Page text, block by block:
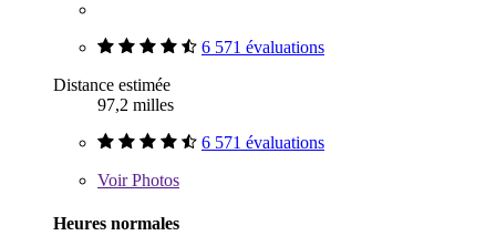
6 571 évaluations
Distance estimée
97,2 milles
6 571 évaluations
VoirPhotos
Heures normales